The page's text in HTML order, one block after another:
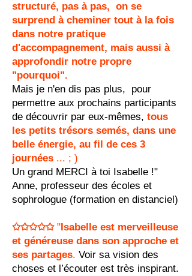
structuré, pas à pas, on se
surprend à cheminer tout à la fois
dans notre pratique
d'accompagnement, mais aussi à
approfondir notre propre
"pourquoi".
Mais je n'en dis pas plus, pour
permettre aux prochains participants
de découvrir par eux-mêmes, tous
les petits trésors semés, dans une
belle énergie, au fil de ces 3
journées ... ; )
Un grand MERCI à toi Isabelle !"
Anne, professeur des écoles et
sophrologue (formation en distanciel)
✩✩✩✩✩ "Isabelle est merveilleuse
et généreuse dans son approche et
ses partages. Voir sa vision des
choses et l’écouter est très inspirant.